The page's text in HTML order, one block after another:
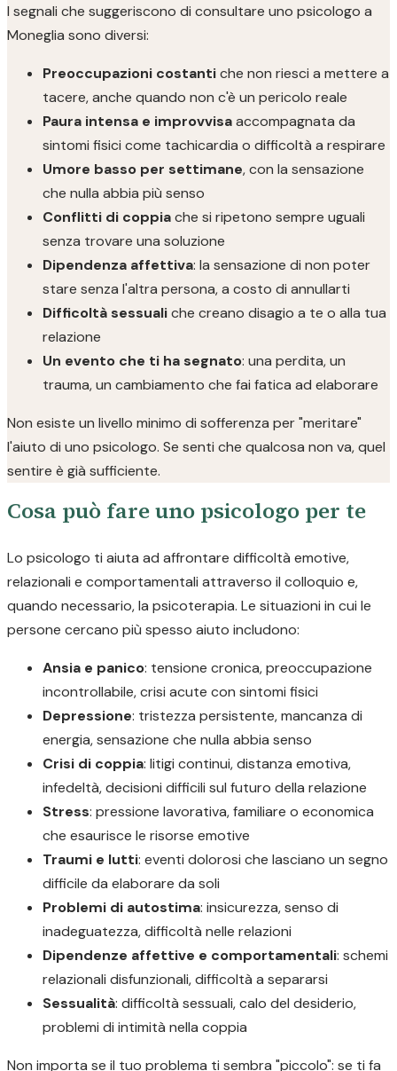
I segnali che suggeriscono di consultare uno psicologo a
Moneglia sono diversi:
Preoccupazioni costantiche non riesci a mettere a
tacere, anche quando non c'è un pericolo reale
Paura intensa e improvvisaaccompagnata da
sintomi fisici come tachicardia o difficoltà a respirare
Umore basso per settimane, con la sensazione
che nulla abbia più senso
Conflitti di coppiache si ripetono sempre uguali
senza trovare una soluzione
Dipendenza affettiva: la sensazione di non poter
stare senza l'altra persona, a costo di annullarti
Difficoltà sessualiche creano disagio a te o alla tua
relazione
Un evento che ti ha segnato: una perdita, un
trauma, un cambiamento che fai fatica ad elaborare
Non esiste un livello minimo di sofferenza per "meritare"
l'aiuto di uno psicologo. Se senti che qualcosa non va, quel
sentire è già sufficiente.
Cosa può fare uno psicologo per te
Lo psicologo ti aiuta ad affrontare difficoltà emotive,
relazionali e comportamentali attraverso il colloquio e,
quando necessario, la psicoterapia. Le situazioni in cui le
persone cercano più spesso aiuto includono:
Ansia e panico: tensione cronica, preoccupazione
incontrollabile, crisi acute con sintomi fisici
Depressione: tristezza persistente, mancanza di
energia, sensazione che nulla abbia senso
Crisi di coppia: litigi continui, distanza emotiva,
infedeltà, decisioni difficili sul futuro della relazione
Stress: pressione lavorativa, familiare o economica
che esaurisce le risorse emotive
Traumi e lutti: eventi dolorosi che lasciano un segno
difficile da elaborare da soli
Problemi di autostima: insicurezza, senso di
inadeguatezza, difficoltà nelle relazioni
Dipendenze affettive e comportamentali: schemi
relazionali disfunzionali, difficoltà a separarsi
Sessualità: difficoltà sessuali, calo del desiderio,
problemi di intimità nella coppia
Non importa se il tuo problema ti sembra "piccolo": se ti fa